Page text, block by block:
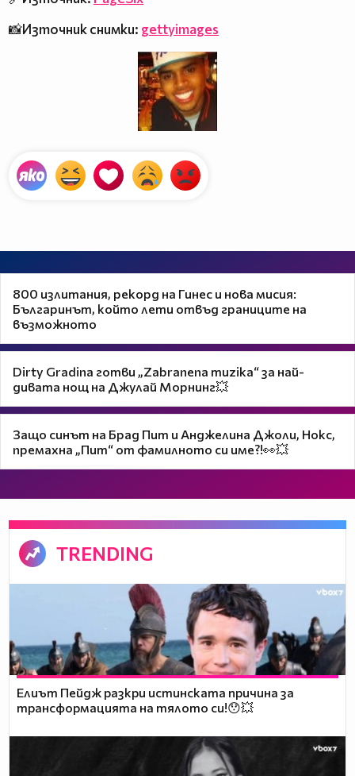
📸Източник снимки: gettyimages
800 излитания, рекорд на Гинес и нова мисия:
Българинът, който лети отвъд границите на
възможното
Dirty Gradina готви „Zabranena muzika“ за най-
дивата нощ на Джулай Морнинг💥
Защо синът на Брад Пит и Анджелина Джоли, Нокс,
премахна „Пит“ от фамилното си име?!👀💥
TRENDING
Елиът Пейдж разкри истинската причина за
трансформацията на тялото си!😯💥